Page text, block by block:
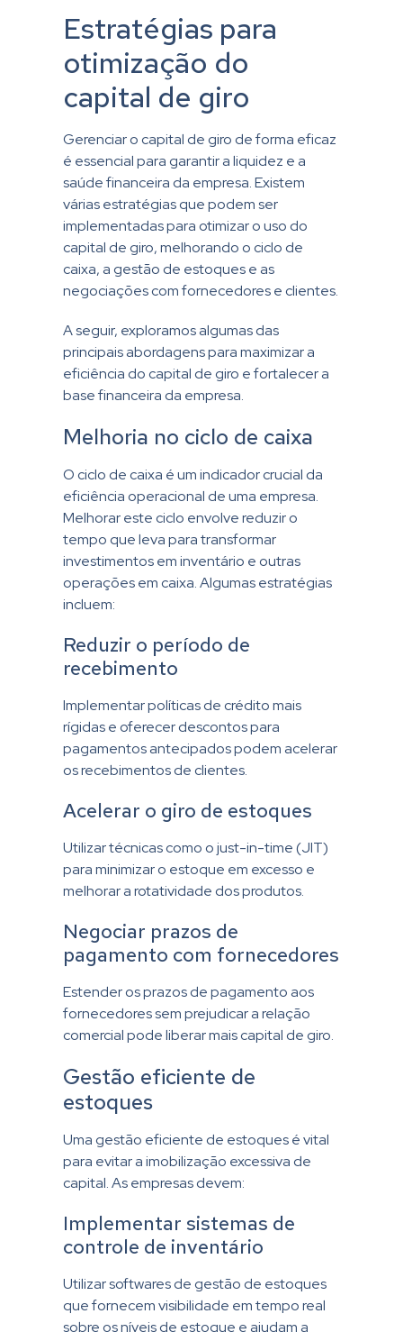
Estratégias para
otimização do
capital de giro
Gerenciar o capital de giro de forma eficaz
é essencial para garantir a liquidez e a
saúde financeira da empresa. Existem
várias estratégias que podem ser
implementadas para otimizar o uso do
capital de giro, melhorando o ciclo de
caixa, a gestão de estoques e as
negociações com fornecedores e clientes.
A seguir, exploramos algumas das
principais abordagens para maximizar a
eficiência do capital de giro e fortalecer a
base financeira da empresa.
Melhoria no ciclo de caixa
O ciclo de caixa é um indicador crucial da
eficiência operacional de uma empresa.
Melhorar este ciclo envolve reduzir o
tempo que leva para transformar
investimentos em inventário e outras
operações em caixa. Algumas estratégias
incluem:
Reduzir o período de
recebimento
Implementar políticas de crédito mais
rígidas e oferecer descontos para
pagamentos antecipados podem acelerar
os recebimentos de clientes.
Acelerar o giro de estoques
Utilizar técnicas como o just-in-time (JIT)
para minimizar o estoque em excesso e
melhorar a rotatividade dos produtos.
Negociar prazos de
pagamento com fornecedores
Estender os prazos de pagamento aos
fornecedores sem prejudicar a relação
comercial pode liberar mais capital de giro.
Gestão eficiente de
estoques
Uma gestão eficiente de estoques é vital
para evitar a imobilização excessiva de
capital. As empresas devem:
Implementar sistemas de
controle de inventário
Utilizar softwares de gestão de estoques
que fornecem visibilidade em tempo real
sobre os níveis de estoque e ajudam a